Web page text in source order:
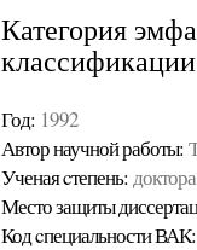
Категория
Год: 1992
Автор научной работы:
Ученая cтепень:
Место защиты
Код cпециальности ВАК: